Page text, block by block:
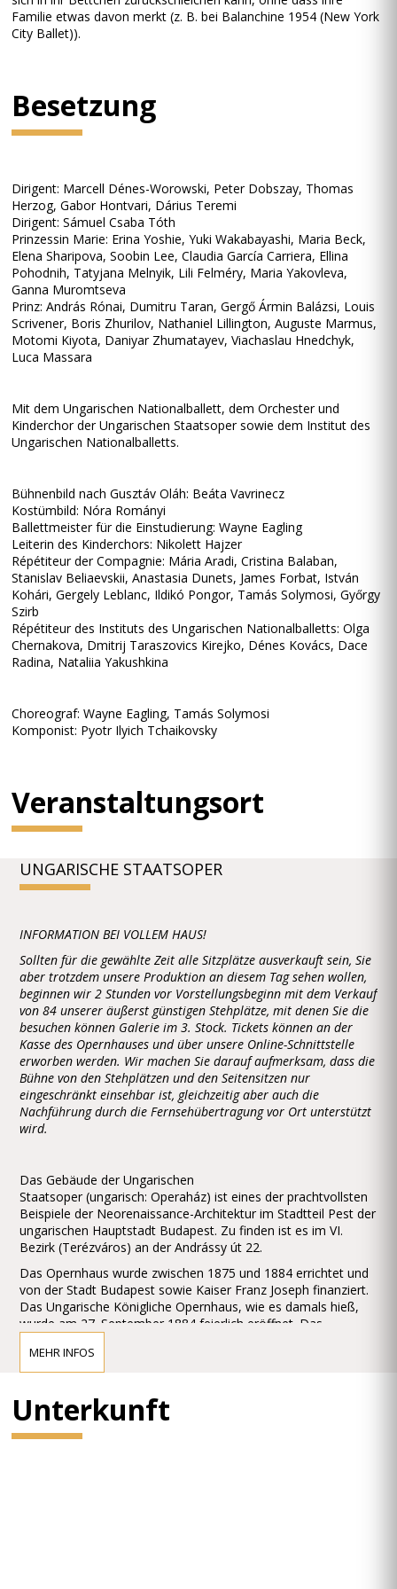
Familie etwas davon merkt (z. B. bei Balanchine 1954 (New York
City Ballet)).
Besetzung
Dirigent: Marcell Dénes-Worowski, Peter Dobszay, Thomas
Herzog, Gabor Hontvari, Dárius Teremi
Dirigent: Sámuel Csaba Tóth
Prinzessin Marie: Erina Yoshie, Yuki Wakabayashi, Maria Beck,
Elena Sharipova, Soobin Lee, Claudia García Carriera, Ellina
Pohodnih, Tatyjana Melnyik, Lili Felméry, Maria Yakovleva,
Ganna Muromtseva
Prinz: András Rónai, Dumitru Taran, Gergő Ármin Balázsi, Louis
Scrivener, Boris Zhurilov, Nathaniel Lillington, Auguste Marmus,
Motomi Kiyota, Daniyar Zhumatayev, Viachaslau Hnedchyk,
Luca Massara
Mit dem Ungarischen Nationalballett, dem Orchester und
Kinderchor der Ungarischen Staatsoper sowie dem Institut des
Ungarischen Nationalballetts.
Bühnenbild nach Gusztáv Oláh: Beáta Vavrinecz
Kostümbild: Nóra Rományi
Ballettmeister für die Einstudierung: Wayne Eagling
Leiterin des Kinderchors: Nikolett Hajzer
Répétiteur der Compagnie: Mária Aradi, Cristina Balaban,
Stanislav Beliaevskii, Anastasia Dunets, James Forbat, István
Kohári, Gergely Leblanc, Ildikó Pongor, Tamás Solymosi, Győrgy
Szirb
Répétiteur des Instituts des Ungarischen Nationalballetts: Olga
Chernakova, Dmitrij Taraszovics Kirejko, Dénes Kovács, Dace
Radina, Nataliia Yakushkina
Choreograf: Wayne Eagling, Tamás Solymosi
Komponist: Pyotr Ilyich Tchaikovsky
Veranstaltungsort
UNGARISCHE STAATSOPER
INFORMATION BEI VOLLEM HAUS!
Sollten für die gewählte Zeit alle Sitzplätze ausverkauft sein, Sie
aber trotzdem unsere Produktion an diesem Tag sehen wollen,
beginnen wir 2 Stunden vor Vorstellungsbeginn mit dem Verkauf
von 84 unserer äußerst günstigen Stehplätze, mit denen Sie die
besuchen können Galerie im 3. Stock. Tickets können an der
Kasse des Opernhauses und über unsere Online-Schnittstelle
erworben werden. Wir machen Sie darauf aufmerksam, dass die
Bühne von den Stehplätzen und den Seitensitzen nur
eingeschränkt einsehbar ist, gleichzeitig aber auch die
Nachführung durch die Fernsehübertragung vor Ort unterstützt
wird.
Das Gebäude der Ungarischen
Staatsoper (ungarisch: Operaház) ist eines der prachtvollsten
Beispiele der Neorenaissance-Architektur im Stadtteil Pest der
ungarischen Hauptstadt Budapest. Zu finden ist es im VI.
Bezirk (Terézváros) an der Andrássy út 22.
Das Opernhaus wurde zwischen 1875 und 1884 errichtet und
von der Stadt Budapest sowie Kaiser Franz Joseph finanziert.
Das Ungarische Königliche Opernhaus, wie es damals hieß,
wurde am 27. September 1884 feierlich eröffnet. Das
mit barocken Elementen, mit zahlreichen Ornamenten,
Gemälden und Skulpturen. Besonders erwähnenswert sind die
der Oper, welche von Bertalan Székely, Mór Than und Károly
Lotz angefertigt wurden. Die Budapester Oper gilt als eines
der Meisterwerke von Miklós Yblund als eines der schönsten
MEHR INFOS
Unterkunft